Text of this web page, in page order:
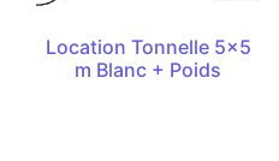
Location Tonnelle 5×5
m Blanc + Poids